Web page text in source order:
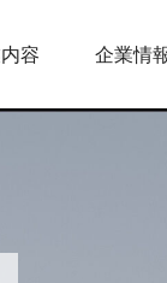
容 企業情